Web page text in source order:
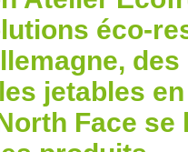
éco-
jetables
Face se